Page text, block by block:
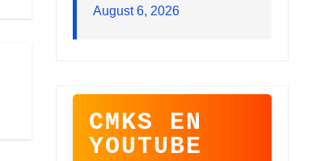
August 6, 2026
CMKS EN
YOUTUBE